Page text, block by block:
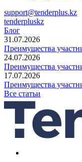
support@tenderplus.kz
tenderpluskz
Блог
31.07.2026
Преимущества
24.07.2026
Преимущества
17.07.2026
Преимущества
Все статьи